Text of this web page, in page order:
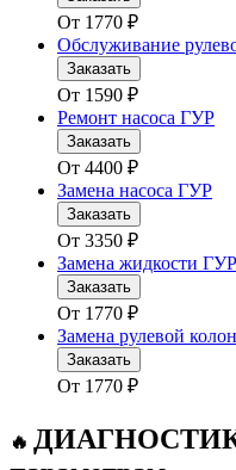
От 1770 ₽
Обслуживание
Заказать
От 1590 ₽
Ремонт насоса ГУР
Заказать
От 4400 ₽
Замена насоса ГУР
Заказать
От 3350 ₽
Замена жидкости ГУР
Заказать
От 1770 ₽
Замена рулевой
Заказать
От 1770 ₽
🔥 ДИАГНОСТИКА